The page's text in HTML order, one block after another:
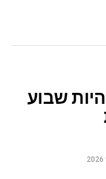
שבוע